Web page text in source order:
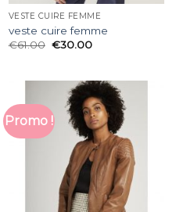
VESTE CUIRE FEMME
veste cuire femme
€61.00 €30.00
Promo !